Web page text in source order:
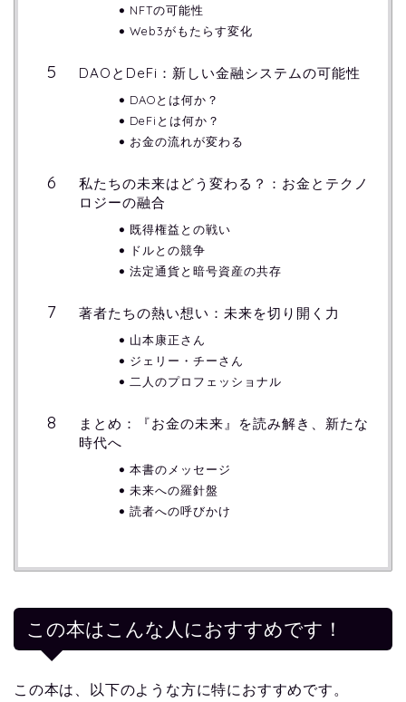
NFTの可能性
Web3がもたらす変化
DAOとDeFi：新しい金融システムの可能性
DAOとは何か？
DeFiとは何か？
お金の流れが変わる
私たちの未来はどう変わる？：お金とテクノ
ロジーの融合
既得権益との戦い
ドルとの競争
法定通貨と暗号資産の共存
著者たちの熱い想い：未来を切り開く力
山本康正さん
ジェリー・チーさん
二人のプロフェッショナル
まとめ：『お金の未来』を読み解き、新たな
時代へ
本書のメッセージ
未来への羅針盤
読者への呼びかけ
この本はこんな人におすすめです！
この本は、以下のような方に特におすすめです。